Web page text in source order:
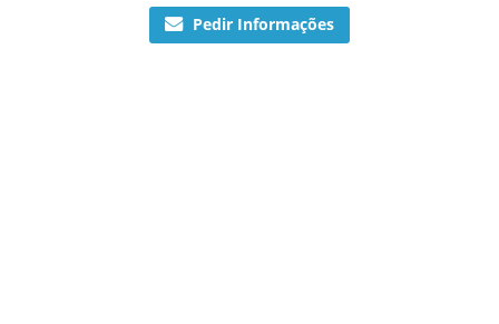
Pedir Informações